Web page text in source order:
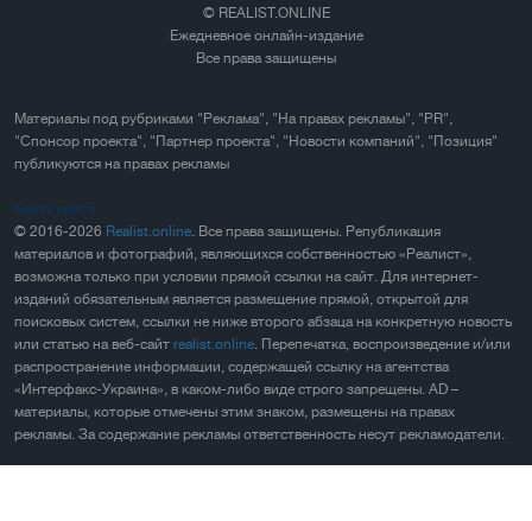
© REALIST.ONLINE
Ежедневное онлайн-издание
Все права защищены
Материалы под рубриками "Реклама", "На правах рекламы", "PR",
"Спонсор проекта", "Партнер проекта", "Новости компаний", "Позиция"
публикуются на правах рекламы
Карта сайта
© 2016-2026 Realist.online. Все права защищены. Републикация
материалов и фотографий, являющихся собственностью «Реалист»,
возможна только при условии прямой ссылки на сайт. Для интернет-
изданий обязательным является размещение прямой, открытой для
поисковых систем, ссылки не ниже второго абзаца на конкретную новость
или статью на веб-сайт realist.online. Перепечатка, воспроизведение и/или
распространение информации, содержащей ссылку на агентства
«Интерфакс-Украина», в каком-либо виде строго запрещены. AD –
материалы, которые отмечены этим знаком, размещены на правах
рекламы. За содержание рекламы ответственность несут рекламодатели.